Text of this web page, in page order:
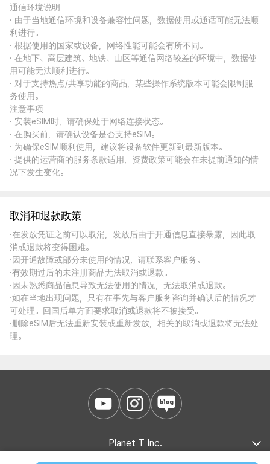
通信环境说明
· 由于当地通信环境和设备兼容性问题，数据使用或通话可能无法顺
利进行。
· 根据使用的国家或设备，网络性能可能会有所不同。
· 在地下、高层建筑、地铁、山区等通信网络较差的环境中，数据使
用可能无法顺利进行。
· 对于支持热点/共享功能的商品，某些操作系统版本可能会限制服
务使用。
注意事项
· 安装eSIM时，请确保处于网络连接状态。
· 在购买前，请确认设备是否支持eSIM。
· 为确保eSIM顺利使用，建议将设备软件更新到最新版本。
· 提供的运营商的服务条款适用，资费政策可能会在未提前通知的情
况下发生变化。
取消和退款政策
·在发放凭证之前可以取消，发放后由于开通信息直接暴露，因此取
消或退款将变得困难。
·因开通故障或部分未使用的情况，请联系客户服务。
·有效期过后的未注册商品无法取消或退款。
·因未熟悉商品信息导致无法使用的情况，无法取消或退款。
·如在当地出现问题，只有在事先与客户服务咨询并确认后的情况才
可处理。回国后单方面要求取消或退款将不被接受。
·删除eSIM后无法重新安装或重新发放，相关的取消或退款将无法处
理。
Planet T Inc.